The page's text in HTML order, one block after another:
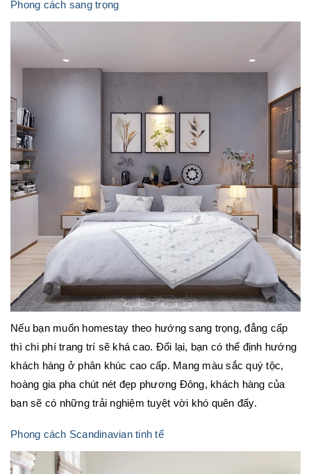
Phong cách sang trọng
Nếu bạn muốn homestay theo hướng sang trọng, đẳng cấp
thì chi phí trang trí sẽ khá cao. Đổi lại, bạn có thể định hướng
khách hàng ở phân khúc cao cấp. Mang màu sắc quý tộc,
hoàng gia pha chút nét đẹp phương Đông, khách hàng của
bạn sẽ có những trải nghiệm tuyệt vời khó quên đấy.
Phong cách Scandinavian tinh tế